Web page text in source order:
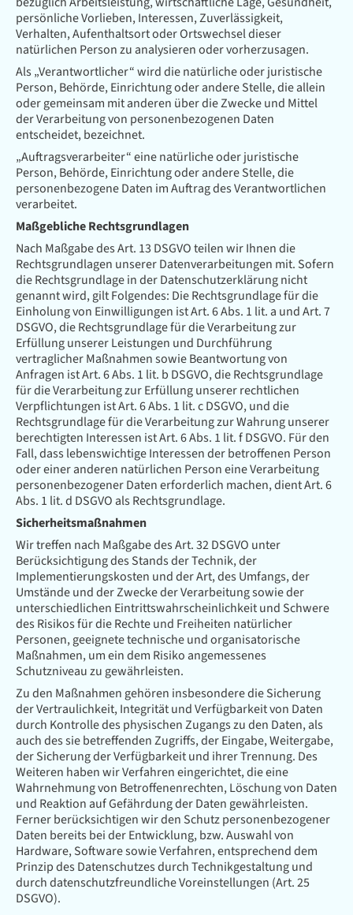
persönliche Vorlieben, Interessen, Zuverlässigkeit,
Verhalten, Aufenthaltsort oder Ortswechsel dieser
natürlichen Person zu analysieren oder vorherzusagen.
Als „Verantwortlicher“ wird die natürliche oder juristische
Person, Behörde, Einrichtung oder andere Stelle, die allein
oder gemeinsam mit anderen über die Zwecke und Mittel
der Verarbeitung von personenbezogenen Daten
entscheidet, bezeichnet.
„Auftragsverarbeiter“ eine natürliche oder juristische
Person, Behörde, Einrichtung oder andere Stelle, die
personenbezogene Daten im Auftrag des Verantwortlichen
verarbeitet.
Maßgebliche Rechtsgrundlagen
Nach Maßgabe des Art. 13 DSGVO teilen wir Ihnen die
Rechtsgrundlagen unserer Datenverarbeitungen mit. Sofern
die Rechtsgrundlage in der Datenschutzerklärung nicht
genannt wird, gilt Folgendes: Die Rechtsgrundlage für die
Einholung von Einwilligungen ist Art. 6 Abs. 1 lit. a und Art. 7
DSGVO, die Rechtsgrundlage für die Verarbeitung zur
Erfüllung unserer Leistungen und Durchführung
vertraglicher Maßnahmen sowie Beantwortung von
Anfragen ist Art. 6 Abs. 1 lit. b DSGVO, die Rechtsgrundlage
für die Verarbeitung zur Erfüllung unserer rechtlichen
Verpflichtungen ist Art. 6 Abs. 1 lit. c DSGVO, und die
Rechtsgrundlage für die Verarbeitung zur Wahrung unserer
berechtigten Interessen ist Art. 6 Abs. 1 lit. f DSGVO. Für den
Fall, dass lebenswichtige Interessen der betroffenen Person
oder einer anderen natürlichen Person eine Verarbeitung
personenbezogener Daten erforderlich machen, dient Art. 6
Abs. 1 lit. d DSGVO als Rechtsgrundlage.
Sicherheitsmaßnahmen
Wir treffen nach Maßgabe des Art. 32 DSGVO unter
Berücksichtigung des Stands der Technik, der
Implementierungskosten und der Art, des Umfangs, der
Umstände und der Zwecke der Verarbeitung sowie der
unterschiedlichen Eintrittswahrscheinlichkeit und Schwere
des Risikos für die Rechte und Freiheiten natürlicher
Personen, geeignete technische und organisatorische
Maßnahmen, um ein dem Risiko angemessenes
Schutzniveau zu gewährleisten.
Zu den Maßnahmen gehören insbesondere die Sicherung
der Vertraulichkeit, Integrität und Verfügbarkeit von Daten
durch Kontrolle des physischen Zugangs zu den Daten, als
auch des sie betreffenden Zugriffs, der Eingabe, Weitergabe,
der Sicherung der Verfügbarkeit und ihrer Trennung. Des
Weiteren haben wir Verfahren eingerichtet, die eine
Wahrnehmung von Betroffenenrechten, Löschung von Daten
und Reaktion auf Gefährdung der Daten gewährleisten.
Ferner berücksichtigen wir den Schutz personenbezogener
Daten bereits bei der Entwicklung, bzw. Auswahl von
Hardware, Software sowie Verfahren, entsprechend dem
Prinzip des Datenschutzes durch Technikgestaltung und
durch datenschutzfreundliche Voreinstellungen (Art. 25
DSGVO).